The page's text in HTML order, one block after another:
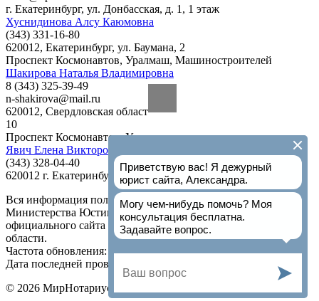
г. Екатеринбург, ул. Донбасская, д. 1, 1 этаж
Хуснидинова Алсу Каюмовна
(343) 331-16-80
620012, Екатеринбург, ул. Баумана, 2
Проспект Космонавтов, Уралмаш, Машиностроителей
Шакирова Наталья Владимировна
8 (343) 325-39-49
n-shakirova@mail.ru
620012, Свердловская область, г. Екатеринбург, ул. Кузнецова.
10
Проспект Космонавтов,Уралмаш,Машиностроителей
Явич Елена Викторовна
(343) 328-04-40
620012 г. Екатеринбург, ул. Машиностроителей,14
Вся информация получена из открытого реестра
Министерства Юстиции Российской Федерации и с
официального сайта нотариальной палаты Свердловской
области.
Частота обновления: 1 раз в неделю.
Дата последней проверки: 03.08.2026
© 2026 МирНотариусов - все права зашищены